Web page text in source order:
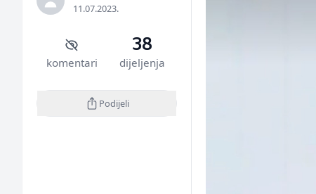
11.07.2023.
komentari
38
dijeljenja
Podijeli